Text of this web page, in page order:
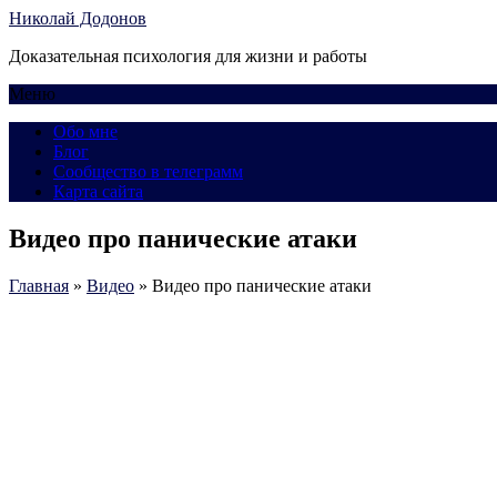
Николай Додонов
Доказательная психология для жизни и работы
Меню
Обо мне
Блог
Сообщество в телеграмм
Карта сайта
Видео про панические атаки
Главная » Видео » Видео про панические атаки